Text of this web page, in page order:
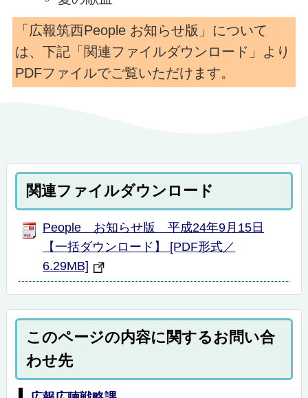
「広報筑西People お知らせ版」について
は、下記「関連ファイルダウンロード」より
PDFファイルでご覧いただけます。
関連ファイルダウンロード
People お知らせ版 平成24年9月15日
【一括ダウンロード】 [PDF形式／
6.29MB]
このページの内容に関するお問い合
わせ先